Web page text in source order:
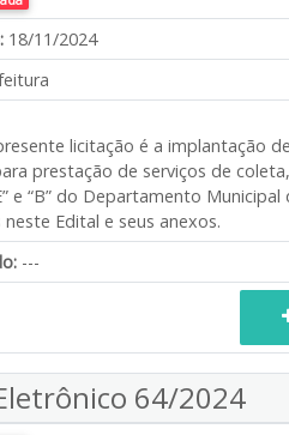
18/11/2024
licitação é a implantação de
prestação de serviços de
e “B” do Departamento
Edital e seus anexos.
---
64/2024